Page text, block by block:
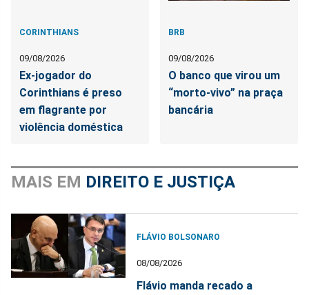
CORINTHIANS
09/08/2026
Ex-jogador do
Corinthians é preso
em flagrante por
violência doméstica
BRB
09/08/2026
O banco que virou um
“morto-vivo” na praça
bancária
MAIS EM DIREITO E JUSTIÇA
FLÁVIO BOLSONARO
08/08/2026
Flávio manda recado a